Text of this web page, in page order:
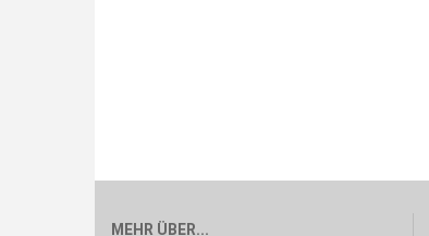
MEHR ÜBER...